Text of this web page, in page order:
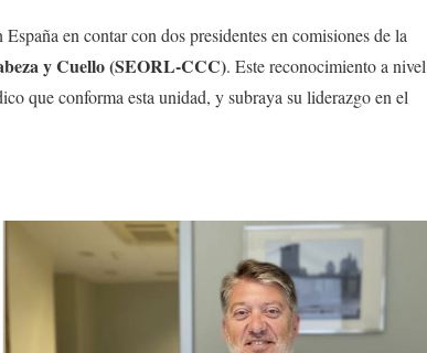
en contar con dos presidentes en comisiones de la
y Cuello (SEORL-CCC). Este reconocimiento a nivel
que conforma esta unidad, y subraya su liderazgo en el